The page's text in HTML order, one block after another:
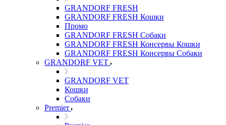
GRANDORF FRESH
GRANDORF FRESH Кошки
Промо
GRANDORF FRESH Собаки
GRANDORF FRESH Консервы Кошки
GRANDORF FRESH Консервы Собаки
GRANDORF VET
GRANDORF VET
Кошки
Собаки
Premier